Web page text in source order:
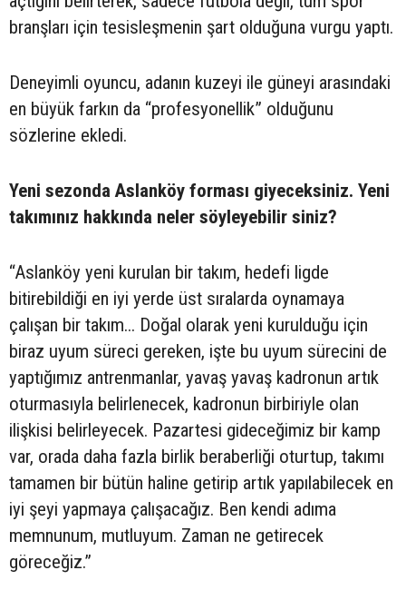
branşları için tesisleşmenin şart olduğuna vurgu yaptı.
Deneyimli oyuncu, adanın kuzeyi ile güneyi arasındaki
en büyük farkın da “profesyonellik” olduğunu
sözlerine ekledi.
Yeni sezonda Aslanköy forması giyeceksiniz. Yeni
takımınız hakkında neler söyleyebilir siniz?
“Aslanköy yeni kurulan bir takım, hedefi ligde
bitirebildiği en iyi yerde üst sıralarda oynamaya
çalışan bir takım... Doğal olarak yeni kurulduğu için
biraz uyum süreci gereken, işte bu uyum sürecini de
yaptığımız antrenmanlar, yavaş yavaş kadronun artık
oturmasıyla belirlenecek, kadronun birbiriyle olan
ilişkisi belirleyecek. Pazartesi gideceğimiz bir kamp
var, orada daha fazla birlik beraberliği oturtup, takımı
tamamen bir bütün haline getirip artık yapılabilecek en
iyi şeyi yapmaya çalışacağız. Ben kendi adıma
memnunum, mutluyum. Zaman ne getirecek
göreceğiz.”